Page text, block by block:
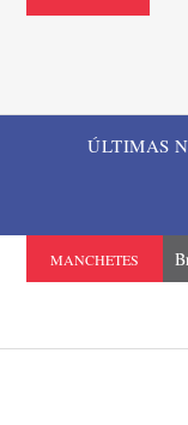
ÚLTIMAS
MANCHETES